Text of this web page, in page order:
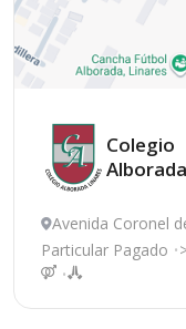
Colegio
Alborada
Avenida Coronel
Artillería Luis
1044, Linares
Particular Pagado